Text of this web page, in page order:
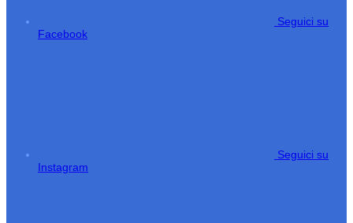
Seguici su
Facebook
Seguici su
Instagram